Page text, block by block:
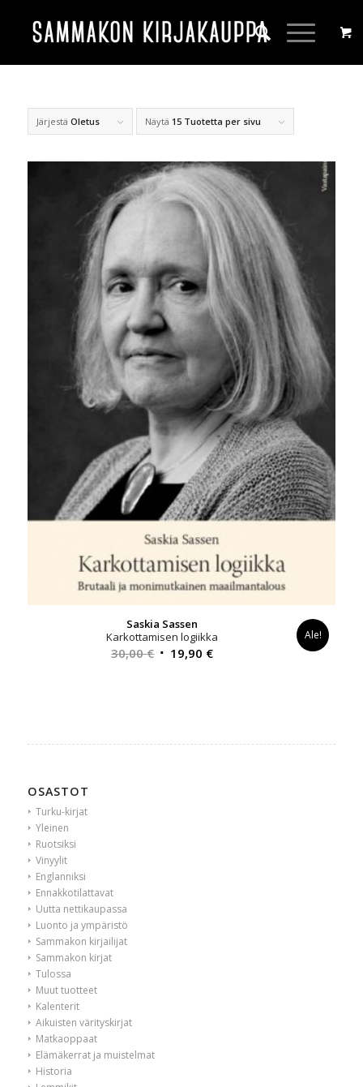
Järjestä Oletus Näytä 15 Tuotetta per sivu
Saskia Sassen
Karkottamisen logiikka
30,00€ Alkuperäinen
19,90 €Nykyinen
Ale!
OSASTOT
Turku-kirjat
Yleinen
Ruotsiksi
Vinyylit
Englanniksi
Ennakkotilattavat
Uutta nettikaupassa
Luonto ja ympäristö
Sammakon kirjailijat
Sammakon kirjat
Tulossa
Muut tuotteet
Kalenterit
Aikuisten värityskirjat
Matkaoppaat
Elämäkerrat ja muistelmat
Historia